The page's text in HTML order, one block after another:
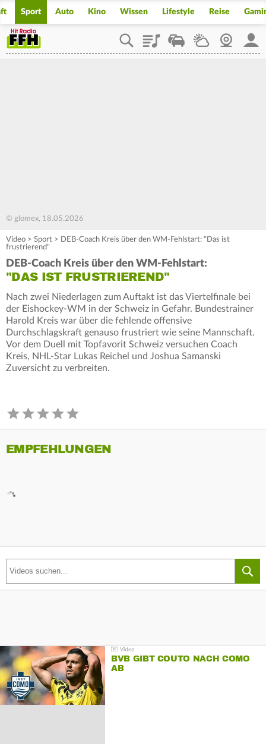
Sport Auto Kino Wissen Lifestyle Reise
PlaylistStaupilotWetterWebcam
© glomex, 18.05.2026
Video > Sport > DEB-Coach Kreis über den WM-Fehlstart: "Das ist
frustrierend"
DEB-Coach Kreis über den WM-Fehlstart:
"DAS IST FRUSTRIEREND"
Nach zwei Niederlagen zum Auftakt ist das Viertelfinale bei
der Eishockey-WM in der Schweiz in Gefahr. Bundestrainer
Harold Kreis war über die fehlende offensive
Durchschlagskraft genauso frustriert wie seine Mannschaft.
Vor dem Duell mit Topfavorit Schweiz versuchen Coach
Kreis, NHL-Star Lukas Reichel und Joshua Samanski
Zuversicht zu verbreiten.
EMPFEHLUNGEN
BVB GIBT COUTO NACH COMO
AB